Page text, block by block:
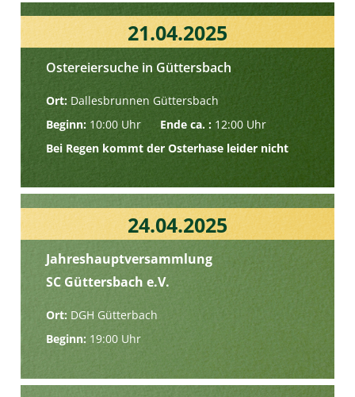
21.04.2025
Ostereiersuche in Güttersbach
Ort: Dallesbrunnen Güttersbach
Beginn: 10:00 Uhr Ende ca. : 12:00 Uhr
Bei Regen kommt der Osterhase leider nicht
24.04.2025
Jahreshauptversammlung
SC Güttersbach e.V.
Ort: DGH Gütterbach
Beginn: 19:00 Uhr